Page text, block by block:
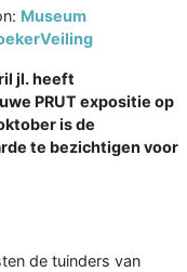
Museum
jl. heeft
PRUT expositie op
is de
te bezichtigen voor
de tuinders van